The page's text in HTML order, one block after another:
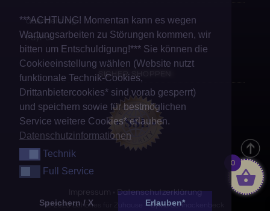
Überweisung
PayPal
SICHER SHOPPEN
Impressum Datenschutzerklärung
© 2020 Schönes für Zuhause – Sylvia Schnackenbeck
0
***ACHTUNG! Momentan kann es wegen
Wartungsarbeiten zu Störungen kommen, wir
bitten um Entschuldigung!*** Sie können die
Cookieeinstellung wählen (Website nutzt
funktionale Technik-Cookies,
Drittanbietercookies* sind vorab gesperrt)
und speichern sowie für bestmöglichen
Service weitere Cookies* erlauben.
Datenschutzinformationen
TechnikTechnik
Full ServiceFull Service
Speichern / X Erlauben*